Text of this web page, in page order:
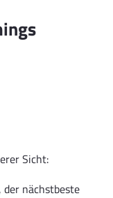
Sicht:
nächstbeste